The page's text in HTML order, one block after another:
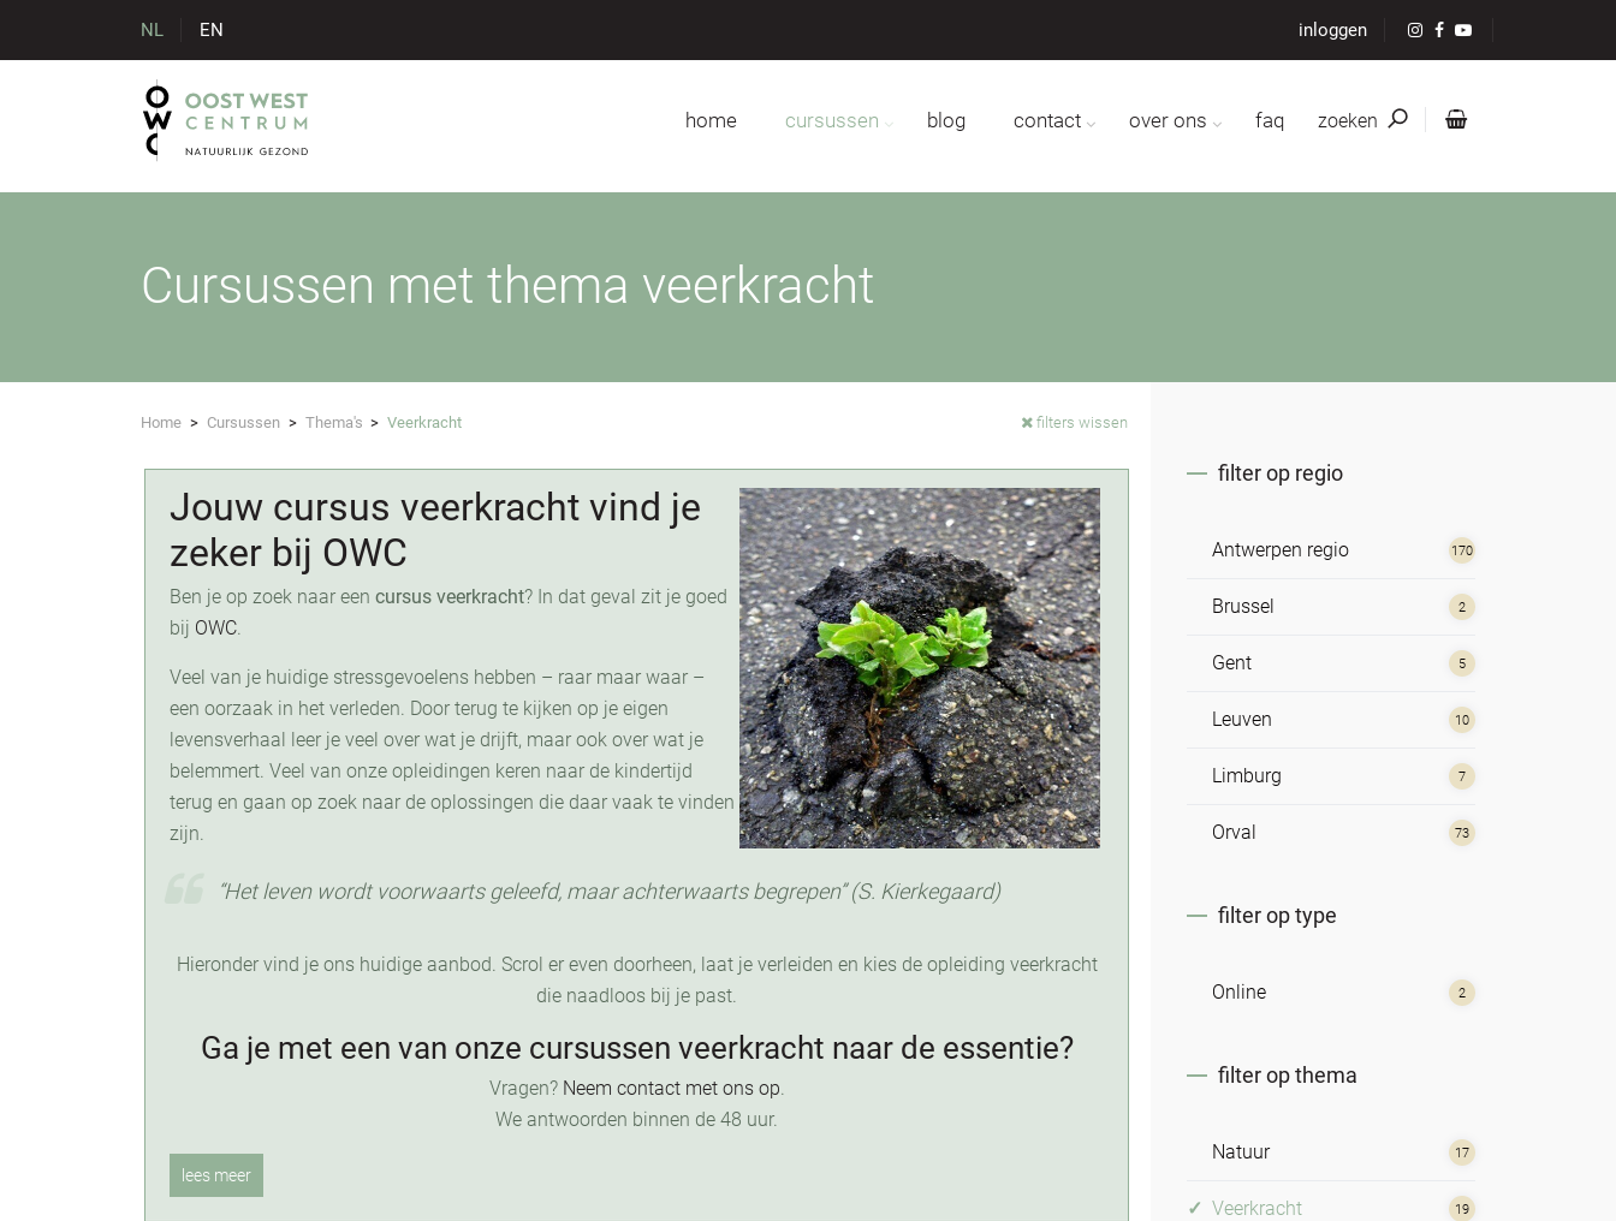
NL EN inloggen
home cursussen blog contact over ons faq zoeken
Cursussen met thema veerkracht
Home > Cursussen > Thema's > Veerkracht filters wissen
Jouw cursus veerkracht vind je
zeker bij OWC
Ben je op zoek naar een cursus veerkracht? In dat geval zit je goed
bij OWC.
Veel van je huidige stressgevoelens hebben – raar maar waar –
een oorzaak in het verleden. Door terug te kijken op je eigen
levensverhaal leer je veel over wat je drijft, maar ook over wat je
belemmert. Veel van onze opleidingen keren naar de kindertijd
terug en gaan op zoek naar de oplossingen die daar vaak te vinden
zijn.
“Het leven wordt voorwaarts geleefd, maar achterwaarts begrepen” (S. Kierkegaard)
Hieronder vind je ons huidige aanbod. Scrol er even doorheen, laat je verleiden en kies de opleiding veerkracht
die naadloos bij je past.
Ga je met een van onze cursussen veerkracht naar de essentie?
Vragen? Neem contact met ons op.
We antwoorden binnen de 48 uur.
lees meer
filter op regio
Antwerpen regio 170
Brussel 2
Gent 5
Leuven 10
Limburg 7
Orval 73
filter op type
Online 2
filter op thema
Natuur 17
Veerkracht 19